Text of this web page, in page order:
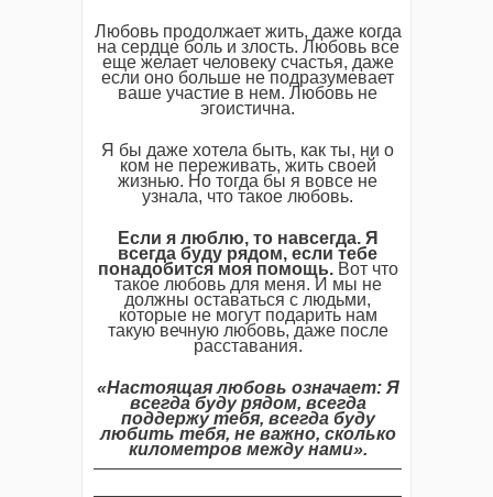
Любовь продолжает жить, даже когда
на сердце боль и злость. Любовь все
еще желает человеку счастья, даже
если оно больше не подразумевает
ваше участие в нем. Любовь не
эгоистична.
Я бы даже хотела быть, как ты, ни о
ком не переживать, жить своей
жизнью. Но тогда бы я вовсе не
узнала, что такое любовь.
Если я люблю, то навсегда. Я
всегда буду рядом, если тебе
понадобится моя помощь.Вот что
такое любовь для меня. И мы не
должны оставаться с людьми,
которые не могут подарить нам
такую вечную любовь, даже после
расставания.
«Настоящая любовь означает: Я
всегда буду рядом, всегда
поддержу тебя, всегда буду
любить тебя, не важно, сколько
километров между нами».